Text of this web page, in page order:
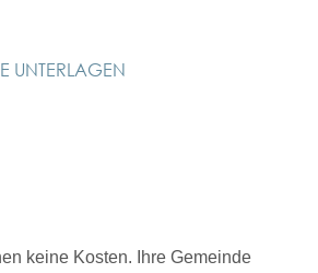
UNTERLAGEN
keine Kosten. Ihre Gemeinde